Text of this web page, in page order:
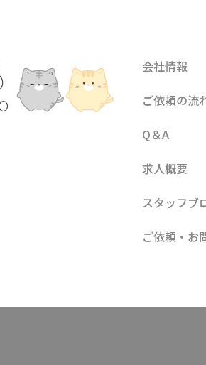
会社情報
ご依頼の流
Q＆A
求人概要
スタッフブ
ご依頼・お